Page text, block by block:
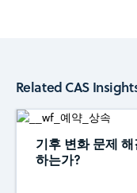
Related CAS
기후 변화 문제
하는가?